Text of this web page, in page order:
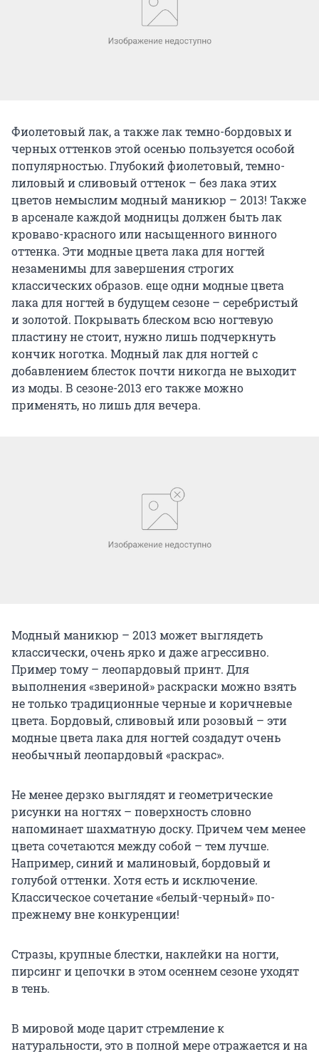
Фиолетовый лак, а также лак темно-бордовых и
черных оттенков этой осенью пользуется особой
популярностью. Глубокий фиолетовый, темно-
лиловый и сливовый оттенок – без лака этих
цветов немыслим модный маникюр – 2013! Также
в арсенале каждой модницы должен быть лак
кроваво-красного или насыщенного винного
оттенка. Эти модные цвета лака для ногтей
незаменимы для завершения строгих
классических образов. еще одни модные цвета
лака для ногтей в будущем сезоне – серебристый
и золотой. Покрывать блеском всю ногтевую
пластину не стоит, нужно лишь подчеркнуть
кончик ноготка. Модный лак для ногтей с
добавлением блесток почти никогда не выходит
из моды. В сезоне-2013 его также можно
применять, но лишь для вечера.
Модный маникюр – 2013 может выглядеть
классически, очень ярко и даже агрессивно.
Пример тому – леопардовый принт. Для
выполнения «звериной» раскраски можно взять
не только традиционные черные и коричневые
цвета. Бордовый, сливовый или розовый – эти
модные цвета лака для ногтей создадут очень
необычный леопардовый «раскрас».
Не менее дерзко выглядят и геометрические
рисунки на ногтях – поверхность словно
напоминает шахматную доску. Причем чем менее
цвета сочетаются между собой – тем лучше.
Например, синий и малиновый, бордовый и
голубой оттенки. Хотя есть и исключение.
Классическое сочетание «белый-черный» по-
прежнему вне конкуренции!
Стразы, крупные блестки, наклейки на ногти,
пирсинг и цепочки в этом осеннем сезоне уходят
в тень.
В мировой моде царит стремление к
натуральности, это в полной мере отражается и на